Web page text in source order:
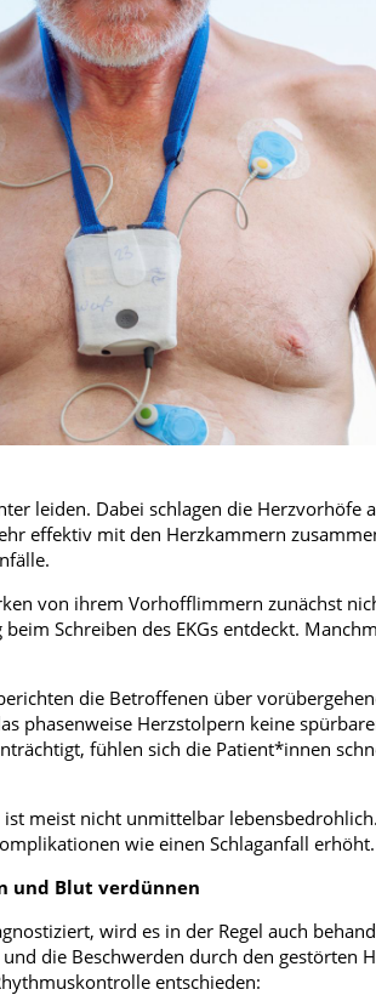
Neurologie
Schmerz- und Schlafmedizin
Frauenkrankheiten
leiden. Dabei schlagen die
effektiv mit den Herzkammern
von ihrem Vorhofflimmern zunächst
Schreiben des EKGs entdeckt.
die Betroffenen über
phasenweise Herzstolpern keine
fühlen sich die Patient*innen
meist nicht unmittelbar
wie einen Schlaganfall erhöht.
und Blut verdünnen
wird es in der Regel auch
die Beschwerden durch den gestörten
entschieden: